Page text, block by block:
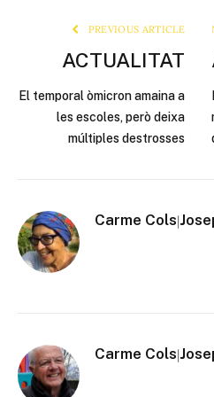
PREVIOUS ARTICLE
ACTUALITAT
El temporal òmicron amaina a
les escoles, però deixa
múltiples destrosses
Carme Cols|
Carme Cols|